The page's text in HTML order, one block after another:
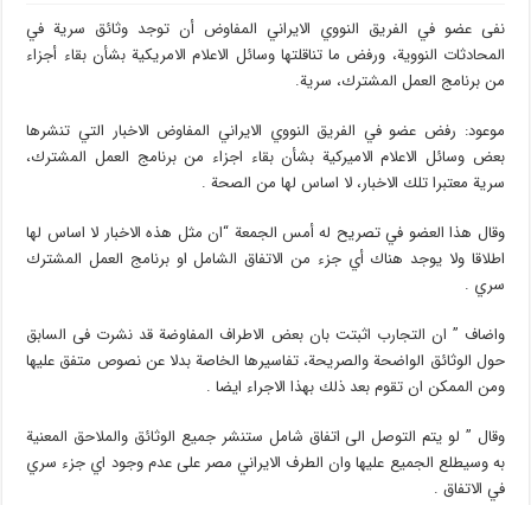
نفى عضو في الفريق النووي الايراني المفاوض أن توجد وثائق سرية في
المحادثات النووية، ورفض ما تناقلتها وسائل الاعلام الامريكية بشأن بقاء أجزاء
من برنامج العمل المشترك، سرية.
موعود: رفض عضو في الفریق النووي الایراني المفاوض الاخبار التي تنشرها
بعض وسائل الاعلام الامیرکیة بشأن بقاء اجزاء من برنامج العمل المشترك،
سریة معتبرا تلك الاخبار، لا اساس لها من الصحة .
وقال هذا العضو في تصریح له أمس الجمعة “ان مثل هذه الاخبار لا اساس لها
اطلاقا ولا يوجد هناك أي جزء من الاتفاق الشامل او برنامج العمل المشترك
سري .
واضاف ” ان التجارب اثبتت بان بعض الاطراف المفاوضة قد نشرت فی السابق
حول الوثائق الواضحة والصریحة، تفاسیرها الخاصة بدلا عن نصوص متفق علیها
ومن الممکن ان تقوم بعد ذلك بهذا الاجراء ایضا .
وقال ” لو یتم التوصل الی اتفاق شامل ستنشر جمیع الوثائق والملاحق المعنیة
به وسیطلع الجمیع علیها وان الطرف الایراني مصر علی عدم وجود اي جزء سري
في الاتفاق .